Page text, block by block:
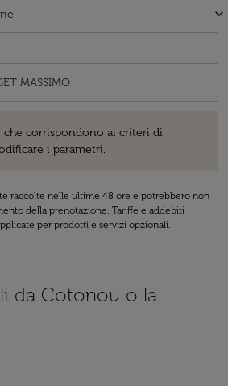
keyboard_arrow_down
corrispondono ai criteri di
i parametri.
raccolte nelle ultime 48 ore e potrebbero non
della prenotazione. Tariffe e addebiti
per prodotti e servizi opzionali.
da Cotonou o la